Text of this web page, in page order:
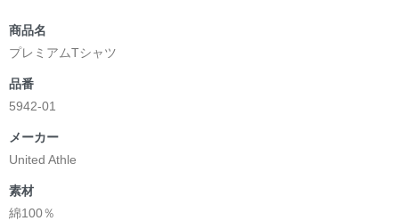
商品名
プレミアムTシャツ
品番
5942-01
メーカー
United Athle
素材
綿100％